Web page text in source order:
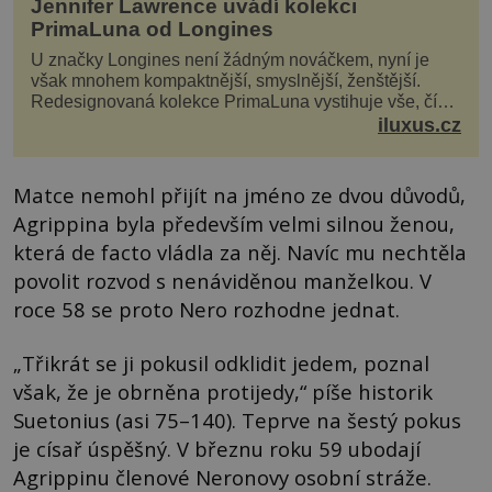
Jennifer Lawrence uvádí kolekci
PrimaLuna od Longines
U značky Longines není žádným nováčkem, nyní je
však mnohem kompaktnější, smyslnější, ženštější.
Redesignovaná kolekce PrimaLuna vystihuje vše, čím
je značka Longines dnes a čím byla i před sto dvacet...
iluxus.cz
Matce nemohl přijít na jméno ze dvou důvodů,
Agrippina byla především velmi silnou ženou,
která de facto vládla za něj. Navíc mu nechtěla
povolit rozvod s nenáviděnou manželkou. V
roce 58 se proto Nero rozhodne jednat.
„Třikrát se ji pokusil odklidit jedem, poznal
však, že je obrněna protijedy,“ píše historik
Suetonius (asi 75–140). Teprve na šestý pokus
je císař úspěšný. V březnu roku 59 ubodají
Agrippinu členové Neronovy osobní stráže.